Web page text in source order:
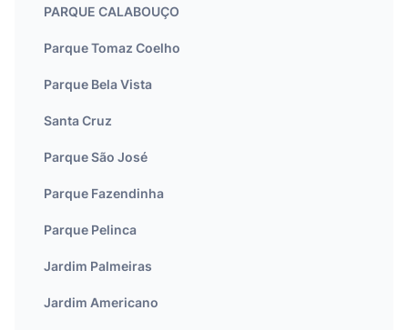
PARQUE CALABOUÇO
Parque Tomaz Coelho
Parque Bela Vista
Santa Cruz
Parque São José
Parque Fazendinha
Parque Pelinca
Jardim Palmeiras
Jardim Americano